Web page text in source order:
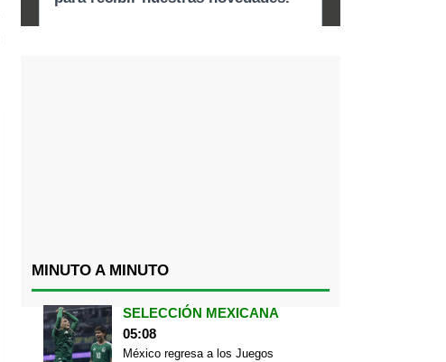
MINUTO A MINUTO
SELECCIÓN MEXICANA
05:08
México regresa a los Juegos